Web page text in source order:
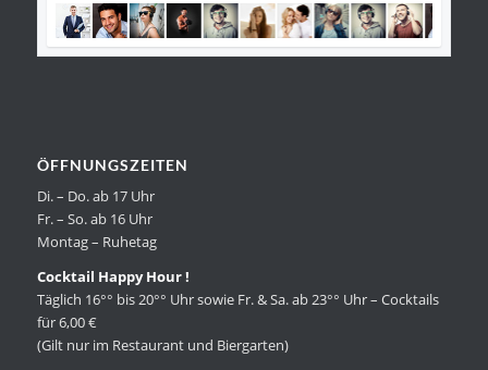
ÖFFNUNGSZEITEN
Di. – Do. ab 17 Uhr
Fr. – So. ab 16 Uhr
Montag – Ruhetag
Cocktail Happy Hour !
Täglich 16°° bis 20°° Uhr sowie Fr. & Sa. ab 23°° Uhr – Cocktails
für 6,00 €
(Gilt nur im Restaurant und Biergarten)